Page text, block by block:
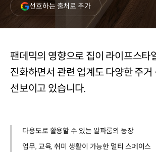
선호하는 출처로 추가(새
창
열림)
팬데믹의 영향으로 집이 라이프스타
진화하면서 관련 업계도 다양한 주거
선보이고 있습니다.
다용도로 활용할 수 있는 알파룸의 등장
업무, 교육, 취미 생활이 가능한 멀티 스페이스